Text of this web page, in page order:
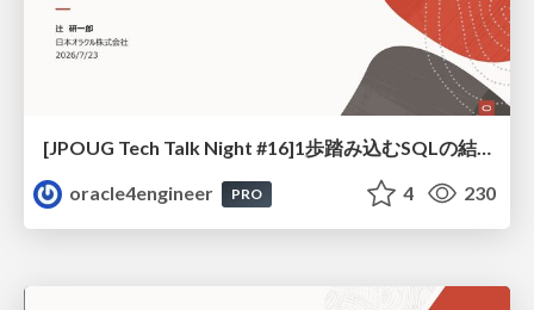
[JPOUG Tech Talk Night #16]1歩踏み込むSQLの結合方法
oracle4engineer
PRO 4 230